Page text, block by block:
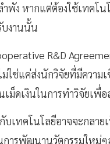
พัง หากแต่ต้องใช้เทคโ
บงานนั้น
R&D
ใช่แค่ส่งนักวิจัยที่มีความ
ดเงินในการทำวิจัยเพื่อ
ทคโนโลยีอาจจะกลายเ
ารพัฒนานวัตกรรมใหม่ๆ